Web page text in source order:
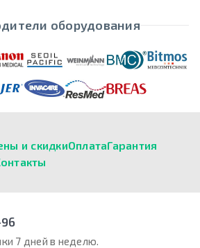
оборудования
и скидкиОплатаГарантия
7 дней в неделю.